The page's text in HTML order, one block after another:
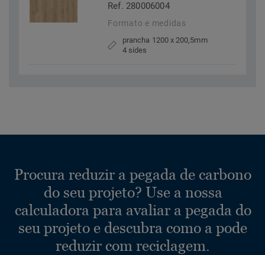
Ref. 280006004
Formato e medidas
prancha 1200 x 200,5mm
4 sides
Procura reduzir a pegada de carbono
do seu projeto? Use a nossa
calculadora para avaliar a pegada do
seu projeto e descubra como a pode
reduzir com reciclagem.